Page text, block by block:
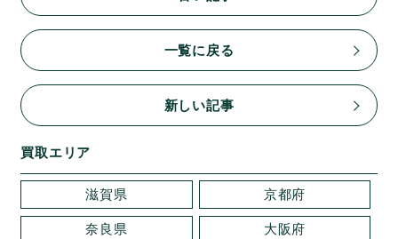
一覧に戻る
新しい記事
買取エリア
滋賀県 京都府
奈良県 大阪府